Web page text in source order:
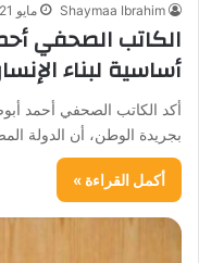
Shaymaa Ibrahim مايو 21, 2026
الكاتب الصحفي
أساسية لبناء
أكد الكاتب الصحفي أحمد
بجريدة الوطن، أن الدولة
أكمل القراءة »